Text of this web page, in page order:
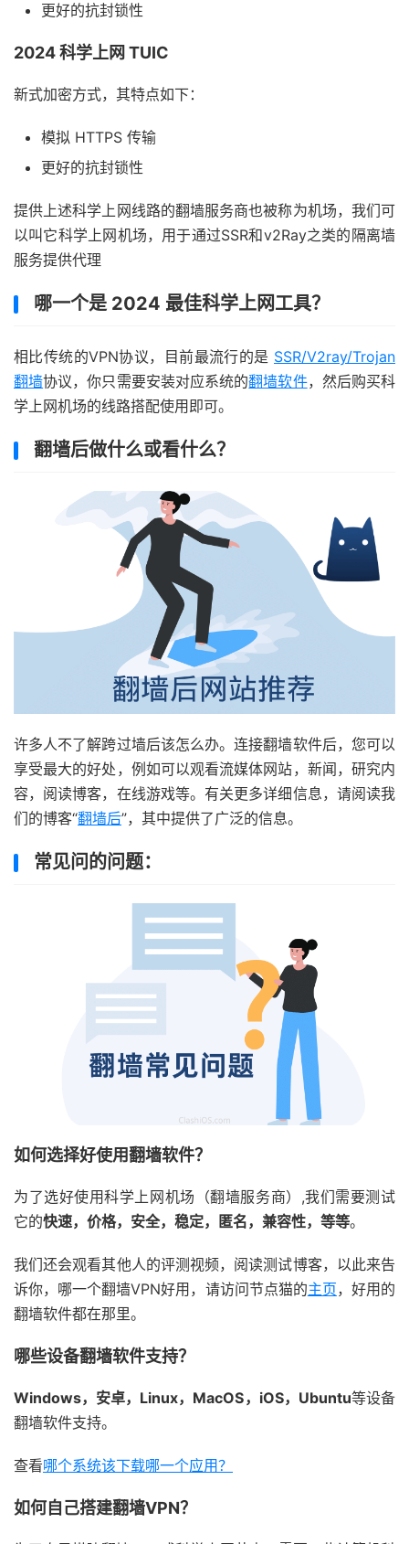
更好的抗封锁性
2024 科学上网 TUIC
新式加密方式，其特点如下：
模拟 HTTPS 传输
更好的抗封锁性
提供上述科学上网线路的翻墙服务商也被称为机场，我们可
以叫它科学上网机场，用于通过SSR和v2Ray之类的隔离墙
服务提供代理
哪一个是 2024 最佳科学上网工具？
相比传统的VPN协议，目前最流行的是 SSR/V2ray/Trojan
翻墙协议，你只需要安装对应系统的翻墙软件，然后购买科
学上网机场的线路搭配使用即可。
翻墙后做什么或看什么？
许多人不了解跨过墙后该怎么办。连接翻墙软件后，您可以
享受最大的好处，例如可以观看流媒体网站，新闻，研究内
容，阅读博客，在线游戏等。有关更多详细信息，请阅读我
们的博客“翻墙后”，其中提供了广泛的信息。
常见问的问题：
如何选择好使用翻墙软件？
为了选好使用科学上网机场（翻墙服务商）,我们需要测试
它的快速，价格，安全，稳定，匿名，兼容性，等等。
我们还会观看其他人的评测视频，阅读测试博客，以此来告
诉你，哪一个翻墙VPN好用，请访问节点猫的主页，好用的
翻墙软件都在那里。
哪些设备翻墙软件支持？
Windows，安卓，Linux，MacOS，iOS，Ubuntu等设备
翻墙软件支持。
查看哪个系统该下载哪一个应用？
如何自己搭建翻墙VPN？